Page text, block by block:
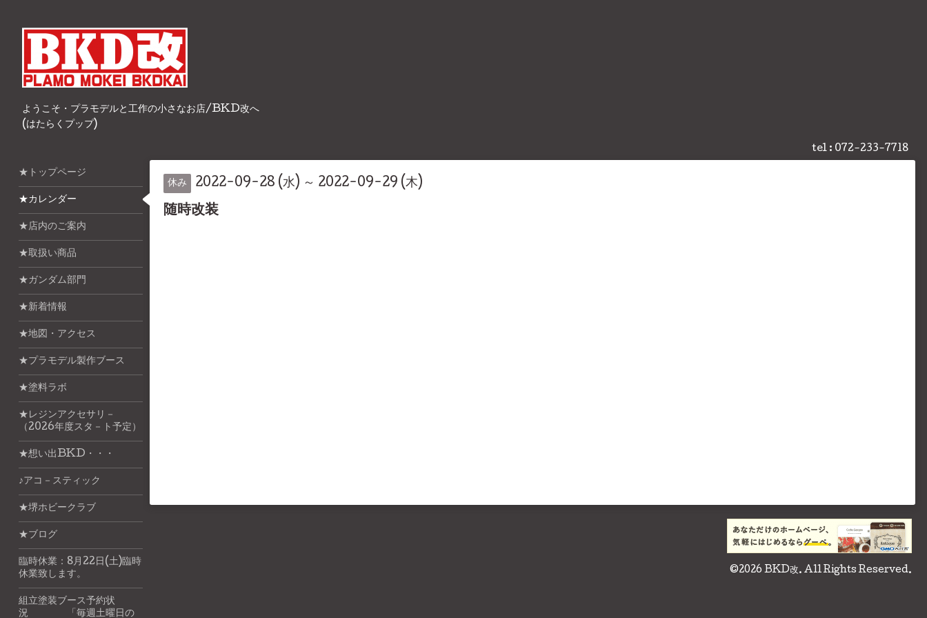
ようこそ・プラモデルと工作の小さなお店/BKD改へ
(はたらくプップ)
tel : 072-233-7718
休み 2022-09-28 (水) ～ 2022-09-29 (木)
随時改装
©2026 BKD改. All Rights Reserved.
★トップページ
★カレンダー
★店内のご案内
★取扱い商品
★ガンダム部門
★新着情報
★地図・アクセス
★プラモデル製作ブース
★塗料ラボ
★レジンアクセサリ－
（2026年度スタ－ト予定）
★想い出BKD・・・
♪アコ－スティック
★堺ホビークラブ
★ブログ
臨時休業：8月22日(土)臨時
休業致します。
組立塗装ブース予約状
況 「毎週土曜日の